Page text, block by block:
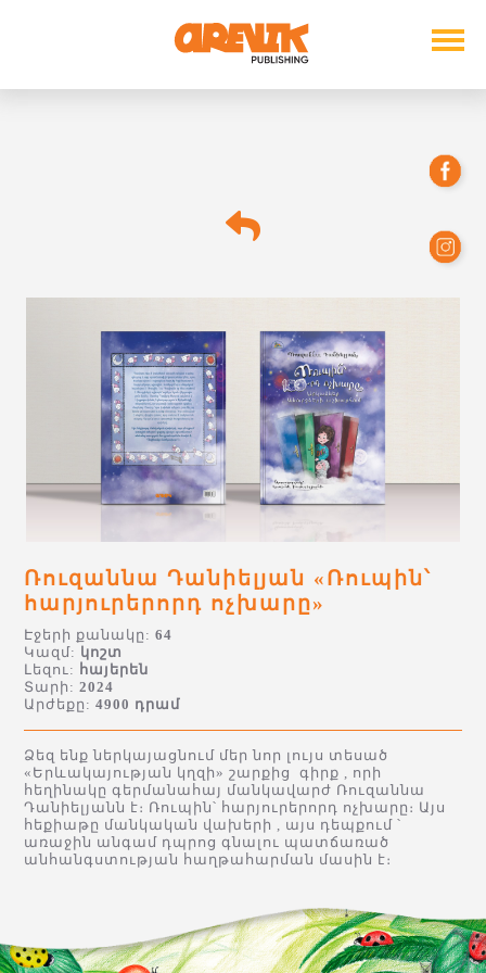
Ռուզաննա Դանիելյան «Ռուպին՝
հարյուրերորդ ոչխարը»
Էջերի քանակը:64
Կազմ: կոշտ
Լեզու: հայերեն
Տարի:2024
Արժեքը:4900 դրամ
Ձեզ ենք ներկայացնում մեր նոր լույս տեսած
«Երևակայության կղզի» շարքից գիրք , որի
հեղինակը գերմանահայ մանկավարժ Ռուզաննա
Դանիելյանն է։ Ռուպին՝ հարյուրերորդ ոչխարը։ Այս
հեքիաթը մանկական վախերի , այս դեպքում ՝
առաջին անգամ դպրոց գնալու պատճառած
անհանգստության հաղթահարման մասին է։